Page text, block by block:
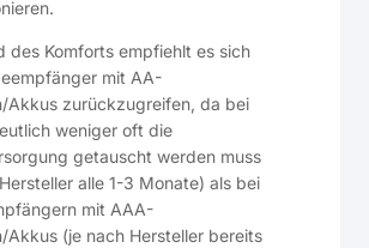
des Komforts empfiehlt es sich
mit AA-
Akkus zurückzugreifen, da bei
weniger oft die
getauscht werden muss
alle 1-3 Monate) als bei
mit AAA-
Akkus (je nach Hersteller bereits